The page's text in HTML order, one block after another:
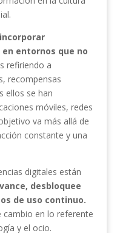
incorporar
entornos que no
refiriendo a
recompensas
ellos se han
móviles, redes
va más allá de
constante y una
digitales están
desbloquee
de uso continuo.
en lo referente
y el ocio.